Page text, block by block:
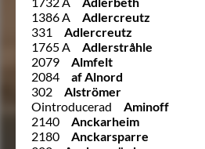
1386 A
Adlercreutz
331
Adlercreutz
1765 A
Adlerstråhle
2079
Almfelt
2084
af Alnord
302
Alströmer
Ointroducerad
Aminoff
2140
Anckarheim
2180
Anckarsparre